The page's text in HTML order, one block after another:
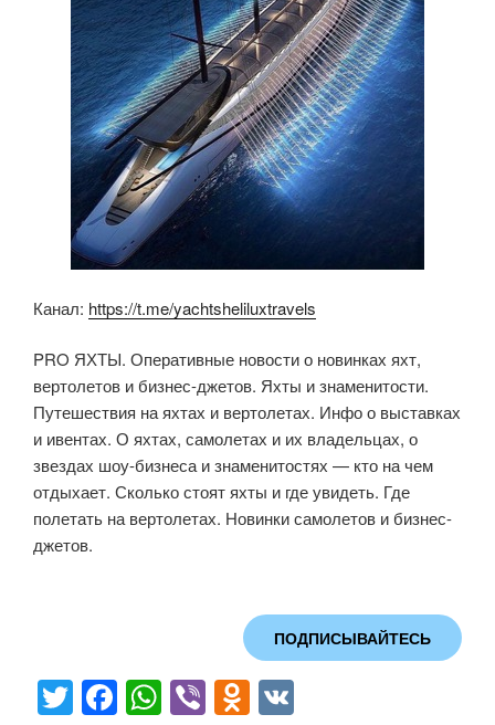
Канал: https://t.me/yachtsheliluxtravels
PRO ЯХТЫ. Оперативные новости о новинках яхт,
вертолетов и бизнес-джетов. Яхты и знаменитости.
Путешествия на яхтах и вертолетах. Инфо о выставках
и ивентах. О яхтах, самолетах и их владельцах, о
звездах шоу-бизнеса и знаменитостях — кто на чем
отдыхает. Сколько стоят яхты и где увидеть. Где
полетать на вертолетах. Новинки самолетов и бизнес-
джетов.
ПОДПИСЫВАЙТЕСЬ
T F W Vi O